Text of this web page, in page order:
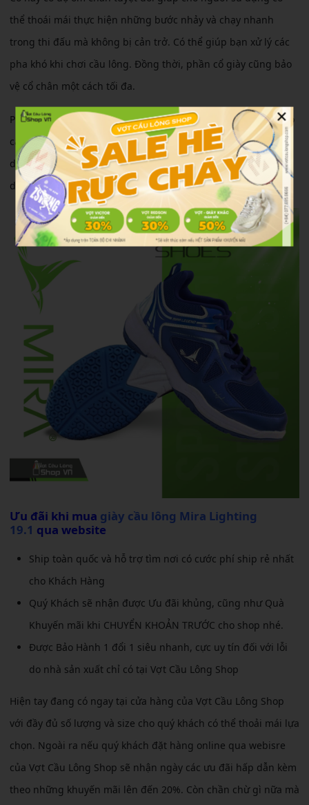
thể thoái mái thực hiện những bước nhảy và chạy nhanh
trong thi đấu mà không bị cản trở. Có thể giúp bạn xử lý các
pha khó khi chơi cầu lông. Đồng thời, phần cổ giày cũng bảo
vệ cổ chân một cách tối đa.
Phần đế giày Mira Lighting chắc chắn được làm từ cao su cao
cấp cùng với lớp đệm lót bên trong tạo nên cảm giác êm ái,
dễ chịu khi mang giày và bật nhảy. Bạn có thể thoái mái sử
dụng và rất yên tâm về sản phẩm.
Ưu đãi khi mua giày cầu lông Mira Lighting
19.1 qua website
Ship toàn quốc và hỗ trợ tìm nơi có cước phí ship rẻ nhất
cho Khách Hàng
Quý Khách sẽ nhận được Ưu đãi khủng, cũng như Quà
Khuyến mãi khi CHUYỂN KHOẢN TRƯỚC cho shop nhé.
Được Bảo Hành 1 đổi 1 siêu nhanh, cực uy tín đối với lỗi
do nhà sản xuất chỉ có tại Vợt Cầu Lông Shop
Hiện tay đang có ngay tại cửa hàng của Vợt Cầu Lông Shop
với đầy đủ số lượng và size cho quý khách có thể thoải mái lựa
chọn. Ngoài ra nếu quý khách đặt hàng online qua webisre
của Vợt Cầu Lông Shop sẽ nhận ngày các ưu đãi hấp dẫn kèm
theo những khuyến mãi lên đến 20%. Còn chần chừ gì nữa mà
×